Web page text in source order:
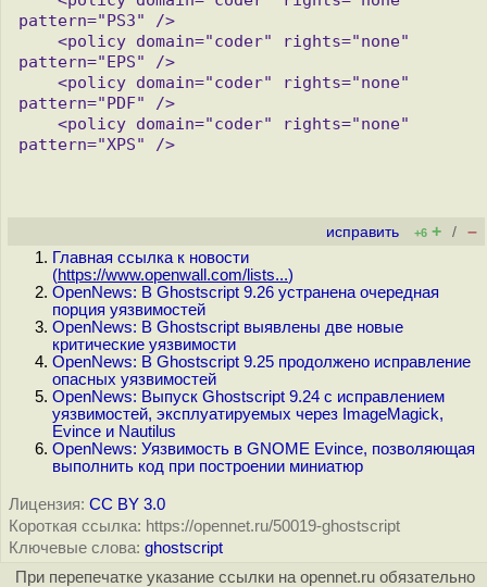
pattern="PS3" />
pattern="EPS" />
pattern="PDF" />
исправить +6 + / –
Главная ссылка к новости
(https://www.openwall.com/lists...)
OpenNews: В Ghostscript 9.26 устранена очередная
порция уязвимостей
OpenNews: В Ghostscript выявлены две новые
критические уязвимости
OpenNews: В Ghostscript 9.25 продолжено исправление
опасных уязвимостей
OpenNews: Выпуск Ghostscript 9.24 с исправлением
уязвимостей, эксплуатируемых через ImageMagick,
Evince и Nautilus
OpenNews: Уязвимость в GNOME Evince, позволяющая
выполнить код при построении миниатюр
Лицензия: CC BY 3.0
Короткая ссылка: https://opennet.ru/50019-ghostscript
Ключевые слова: ghostscript
При перепечатке указание ссылки на opennet.ru обязательно